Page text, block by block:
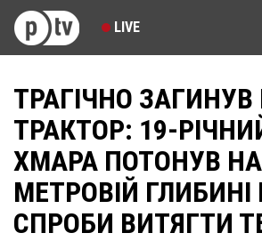
LIVE
ТРАГІЧНО
ТРАКТОР: 19-
ХМАРА ПОТОНУВ
МЕТРОВІЙ ГЛИБИНІ
СПРОБИ ВИТЯГТИ